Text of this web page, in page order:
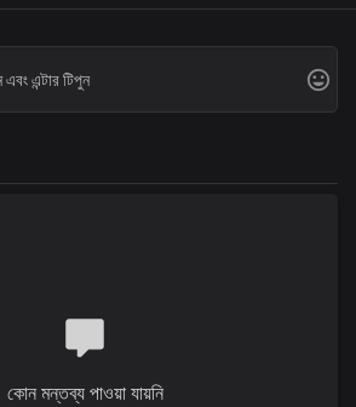
কোন মন্তব্য পাওয়া যায়নি